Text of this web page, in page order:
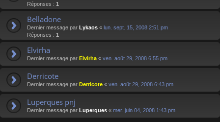
Réponses : 1
Belladone
Dernier message par Lykaos « lun. sept. 15, 2008 2:51 pm
Réponses : 1
Elvirha
Dernier message par Elvirha « ven. août 29, 2008 6:55 pm
Derricote
Dernier message par Derricote « ven. août 29, 2008 6:43 pm
Luperques pnj
Dernier message par Luperques « mer. juin 04, 2008 1:43 pm